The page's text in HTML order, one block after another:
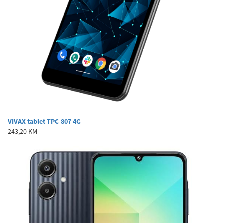
VIVAX tablet TPC-807 4G
243,20 KM